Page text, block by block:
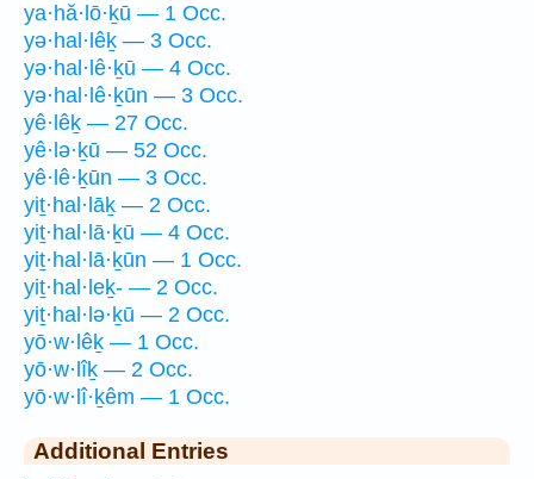
ya·hă·lō·ḵū — 1 Occ.
yə·hal·lêḵ — 3 Occ.
yə·hal·lê·ḵū — 4 Occ.
yə·hal·lê·ḵūn — 3 Occ.
yê·lêḵ — 27 Occ.
yê·lə·ḵū — 52 Occ.
yê·lê·ḵūn — 3 Occ.
yiṯ·hal·lāḵ — 2 Occ.
yiṯ·hal·lā·ḵū — 4 Occ.
yiṯ·hal·lā·ḵūn — 1 Occ.
yiṯ·hal·leḵ- — 2 Occ.
yiṯ·hal·lə·ḵū — 2 Occ.
yō·w·lêḵ — 1 Occ.
yō·w·lîḵ — 2 Occ.
yō·w·lî·ḵêm — 1 Occ.
Additional Entries